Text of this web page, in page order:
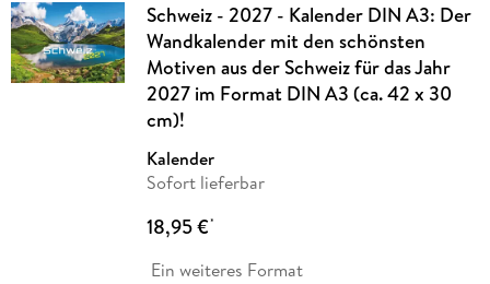
Schweiz - 2027 - Kalender DIN A3: Der
Wandkalender mit den schönsten
Motiven aus der Schweiz für das Jahr
2027 im Format DIN A3 (ca. 42 x 30
cm)!
Kalender
Sofort lieferbar
18,95 €*
Ein weiteres Format